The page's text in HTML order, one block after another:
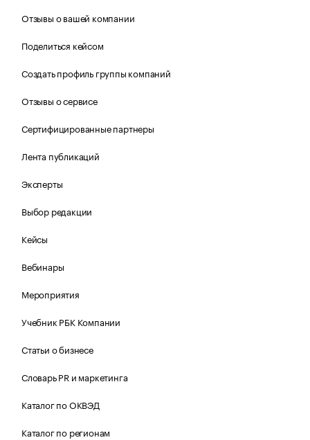
Отзывы о вашей компании
Поделиться кейсом
Создать профиль группы компаний
Отзывы о сервисе
Сертифицированные партнеры
Лента публикаций
Эксперты
Выбор редакции
Кейсы
Вебинары
Мероприятия
Учебник РБК Компании
Статьи о бизнесе
Словарь PR и маркетинга
Каталог по ОКВЭД
Каталог по регионам